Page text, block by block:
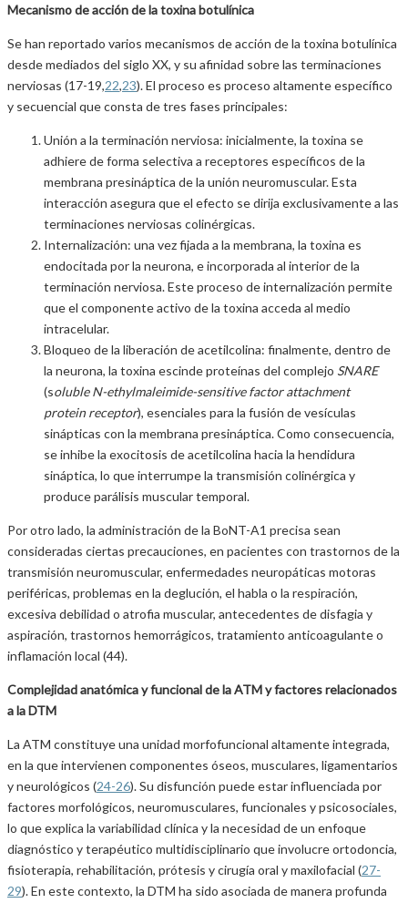
Mecanismo de acción de la toxina botulínica
Se han reportado varios mecanismos de acción de la toxina botulínica
desde mediados del siglo XX, y su afinidad sobre las terminaciones
nerviosas (17-19,22,23). El proceso es proceso altamente específico
y secuencial que consta de tres fases principales:
Unión a la terminación nerviosa: inicialmente, la toxina se
adhiere de forma selectiva a receptores específicos de la
membrana presináptica de la unión neuromuscular. Esta
interacción asegura que el efecto se dirija exclusivamente a las
terminaciones nerviosas colinérgicas.
Internalización: una vez fijada a la membrana, la toxina es
endocitada por la neurona, e incorporada al interior de la
terminación nerviosa. Este proceso de internalización permite
que el componente activo de la toxina acceda al medio
intracelular.
Bloqueo de la liberación de acetilcolina: finalmente, dentro de
la neurona, la toxina escinde proteínas del complejo SNARE
(soluble N-ethylmaleimide-sensitive factor attachment
protein receptor), esenciales para la fusión de vesículas
sinápticas con la membrana presináptica. Como consecuencia,
se inhibe la exocitosis de acetilcolina hacia la hendidura
sináptica, lo que interrumpe la transmisión colinérgica y
produce parálisis muscular temporal.
Por otro lado, la administración de la BoNT-A1 precisa sean
consideradas ciertas precauciones, en pacientes con trastornos de la
transmisión neuromuscular, enfermedades neuropáticas motoras
periféricas, problemas en la deglución, el habla o la respiración,
excesiva debilidad o atrofia muscular, antecedentes de disfagia y
aspiración, trastornos hemorrágicos, tratamiento anticoagulante o
inflamación local (44).
Complejidad anatómica y funcional de la ATM y factores relacionados
a la DTM
La ATM constituye una unidad morfofuncional altamente integrada,
en la que intervienen componentes óseos, musculares, ligamentarios
y neurológicos (24-26). Su disfunción puede estar influenciada por
factores morfológicos, neuromusculares, funcionales y psicosociales,
lo que explica la variabilidad clínica y la necesidad de un enfoque
diagnóstico y terapéutico multidisciplinario que involucre ortodoncia,
fisioterapia, rehabilitación, prótesis y cirugía oral y maxilofacial (27-
29). En este contexto, la DTM ha sido asociada de manera profunda